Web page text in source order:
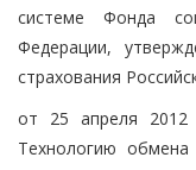
системе Фонда
Федерации,
страхования
от 25 апреля
Технологию